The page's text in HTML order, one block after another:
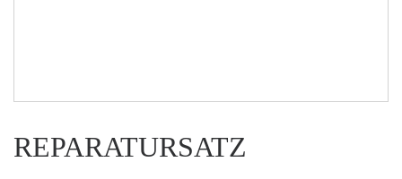
REPARATURSATZ